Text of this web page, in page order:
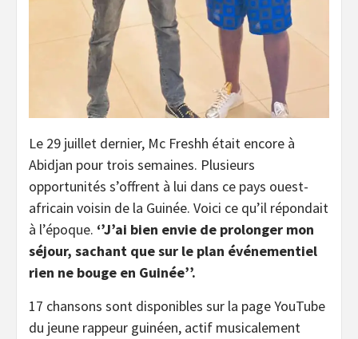
Le 29 juillet dernier, Mc Freshh était encore à
Abidjan pour trois semaines. Plusieurs
opportunités s’offrent à lui dans ce pays ouest-
africain voisin de la Guinée. Voici ce qu’il répondait
à l’époque. ‘’J’ai bien envie de prolonger mon
séjour, sachant que sur le plan événementiel
rien ne bouge en Guinée’’.
17 chansons sont disponibles sur la page YouTube
du jeune rappeur guinéen, actif musicalement